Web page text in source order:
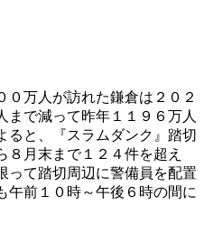
０万人が訪れた鎌倉は２０２
まで減って昨年１１９６万人
ると、『スラムダンク』踏切
８月末まで１２４件を超え
って踏切周辺に警備員を配置
午前１０時～午後６時の間に